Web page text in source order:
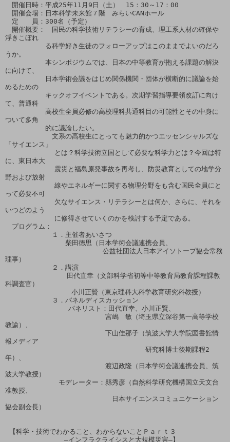
開催日時：平成25年11月9日（土）　15：30～17：00
開催会場：日本科学未来館７階　みらいCANホール
定　　員：300名（予定）
開催概要：　国民の科学技術リテラシーの育成、理工系人材の確保や
浮きこぼれ
る科学好き生徒のフォローアップはこのままでよいのだろ
うか。
本シンポジウムでは、日本の中等教育が抱える課題の解決
に向けて、
日本学術会議をはじめ関係機関・団体が横断的に議論を始
めるための
キックオフイベントである。次期学習指導要領改訂に向け
て、普通科
高校生全員必修の高校理科共通科目の可能性とその中身に
ついて多角
的に議論したい。
文系の高校生にとっても魅力的かつエッセンシャルズな
「サイエンス」
に、東日本大
野および放射
って必要不可
いつどのよう
プログラム：
１．主催者あいさつ
柴田徳思（日本学術会議連携会員、
公益社団法人日本アイソトープ協会常務
理事）
２．講演
田代直幸（文部科学省初等中等教育局教育課程課教
科調査官）
３．パネルディスカッション
パネリスト：田代直幸、小川正賢、
宮嶋　敏（埼玉県立深谷第一高等学校
教諭）、
下山佳那子（筑波大学大学院図書館情
報メディア
研究科博士後期課程2
年）、
渡辺政隆（日本学術会議連携会員、筑
波大学教授）
モデレーター：縣秀彦（自然科学研究機構国立天文台
准教授、
日本サイエンスコミュニケーション
協会副会長）